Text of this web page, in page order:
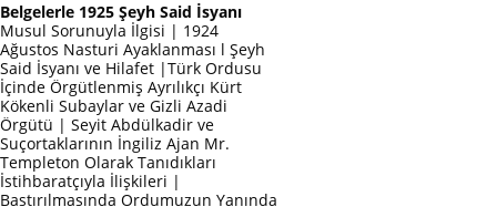
Belgelerle 1925 Şeyh Said İsyanı
Musul Sorunuyla İlgisi | 1924
Ağustos Nasturi Ayaklanması l Şeyh
Said İsyanı ve Hilafet |Türk Ordusu
İçinde Örgütlenmiş Ayrılıkçı Kürt
Kökenli Subaylar ve Gizli Azadi
Örgütü | Seyit Abdülkadir ve
Suçortaklarının İngiliz Ajan Mr.
Templeton Olarak Tanıdıkları
İstihbaratçıyla İlişkileri |
Bastırılmasında Ordumuzun Yanında